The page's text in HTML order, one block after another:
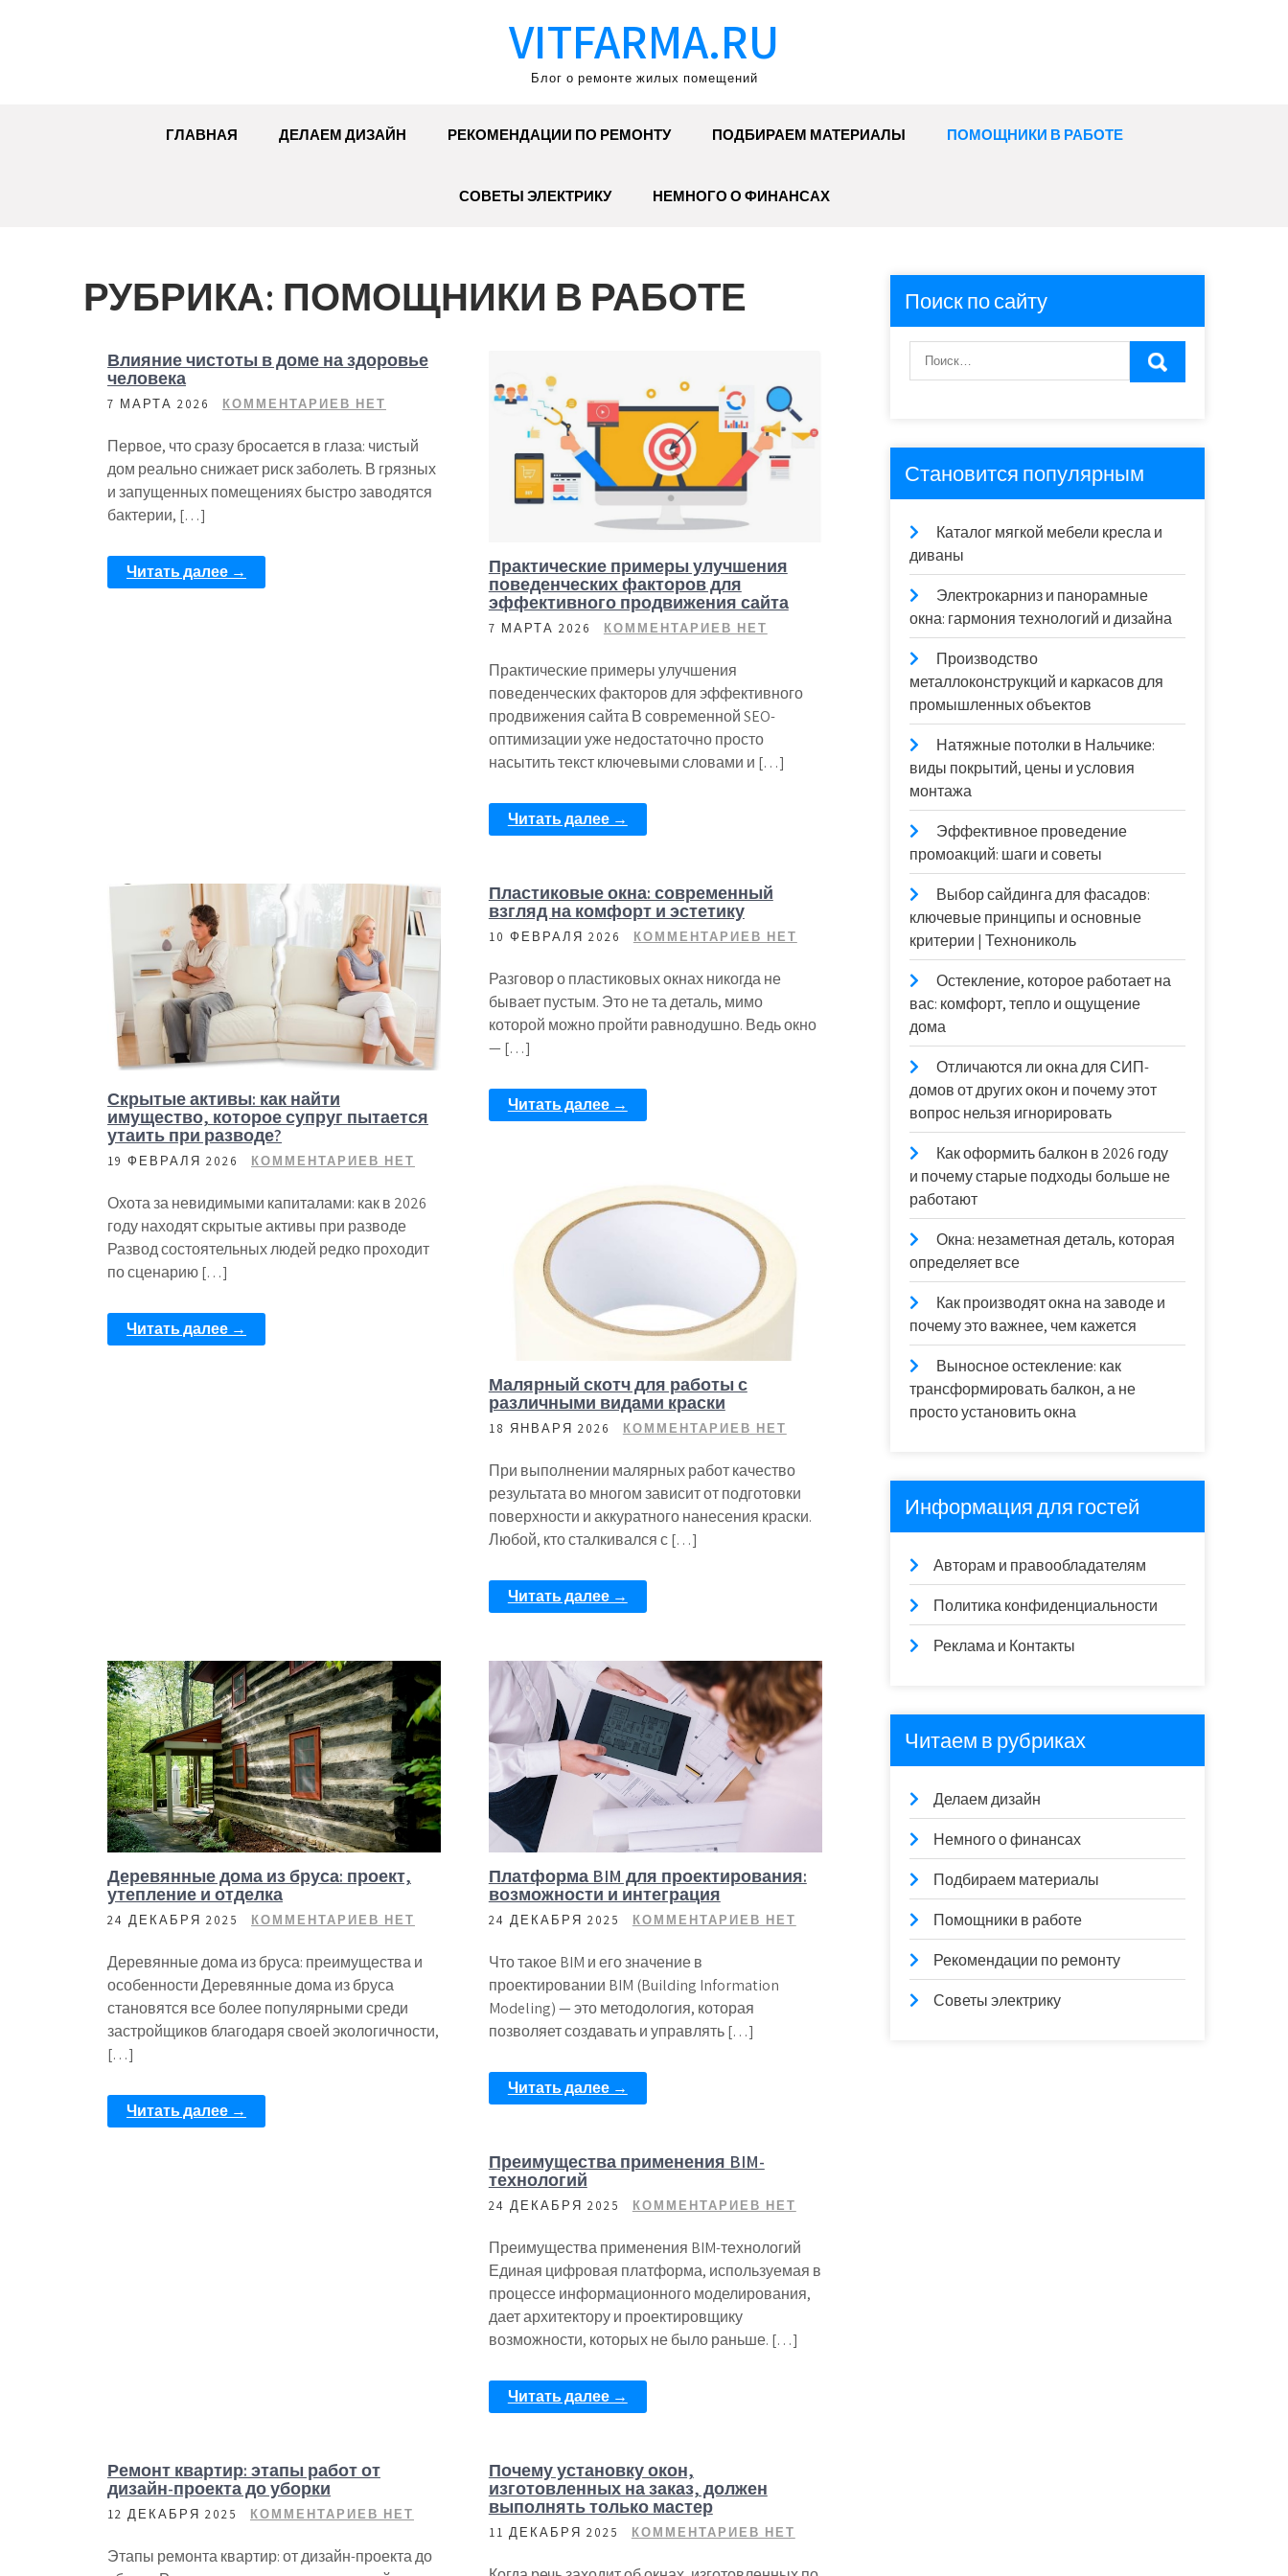
VITFARMA.RU
Блог о ремонте жилых помещений
ГЛАВНАЯ ДЕЛАЕМ ДИЗАЙН РЕКОМЕНДАЦИИ ПО РЕМОНТУ ПОДБИРАЕМ МАТЕРИАЛЫ ПОМОЩНИКИ В РАБОТЕ
СОВЕТЫ ЭЛЕКТРИКУ НЕМНОГО О ФИНАНСАХ
РУБРИКА: ПОМОЩНИКИ В РАБОТЕ
Влияние чистоты в доме на здоровье
человека
7 МАРТА 2026 КОММЕНТАРИЕВ НЕТ
Первое, что сразу бросается в глаза: чистый
дом реально снижает риск заболеть. В грязных
и запущенных помещениях быстро заводятся
бактерии, […]
Читать далее →
Практические примеры улучшения
поведенческих факторов для
эффективного продвижения сайта
7 МАРТА 2026 КОММЕНТАРИЕВ НЕТ
Практические примеры улучшения
поведенческих факторов для эффективного
продвижения сайта В современной SEO-
оптимизации уже недостаточно просто
насытить текст ключевыми словами и […]
Читать далее →
Скрытые активы: как найти
имущество, которое супруг пытается
утаить при разводе?
19 ФЕВРАЛЯ 2026 КОММЕНТАРИЕВ НЕТ
Охота за невидимыми капиталами: как в 2026
году находят скрытые активы при разводе
Развод состоятельных людей редко проходит
по сценарию […]
Читать далее →
Пластиковые окна: современный
взгляд на комфорт и эстетику
10 ФЕВРАЛЯ 2026 КОММЕНТАРИЕВ НЕТ
Разговор о пластиковых окнах никогда не
бывает пустым. Это не та деталь, мимо
которой можно пройти равнодушно. Ведь окно
— […]
Читать далее →
Малярный скотч для работы с
различными видами краски
18 ЯНВАРЯ 2026 КОММЕНТАРИЕВ НЕТ
При выполнении малярных работ качество
результата во многом зависит от подготовки
поверхности и аккуратного нанесения краски.
Любой, кто сталкивался с […]
Читать далее →
Деревянные дома из бруса: проект,
утепление и отделка
24 ДЕКАБРЯ 2025 КОММЕНТАРИЕВ НЕТ
Деревянные дома из бруса: преимущества и
особенности Деревянные дома из бруса
становятся все более популярными среди
застройщиков благодаря своей экологичности,
[…]
Читать далее →
Платформа BIM для проектирования:
возможности и интеграция
24 ДЕКАБРЯ 2025 КОММЕНТАРИЕВ НЕТ
Что такое BIM и его значение в
проектировании BIM (Building Information
Modeling) — это методология, которая
позволяет создавать и управлять […]
Читать далее →
Преимущества применения BIM-
технологий
24 ДЕКАБРЯ 2025 КОММЕНТАРИЕВ НЕТ
Преимущества применения BIM-технологий
Единая цифровая платформа, используемая в
процессе информационного моделирования,
дает архитектору и проектировщику
возможности, которых не было раньше. […]
Читать далее →
Ремонт квартир: этапы работ от
дизайн-проекта до уборки
12 ДЕКАБРЯ 2025 КОММЕНТАРИЕВ НЕТ
Этапы ремонта квартир: от дизайн-проекта до
Почему установку окон,
изготовленных на заказ, должен
выполнять только мастер
11 ДЕКАБРЯ 2025 КОММЕНТАРИЕВ НЕТ
Поиск по сайту
Становится популярным
Каталог мягкой мебели кресла и
диваны
Электрокарниз и панорамные
окна: гармония технологий и дизайна
Производство
металлоконструкций и каркасов для
промышленных объектов
Натяжные потолки в Нальчике:
виды покрытий, цены и условия
монтажа
Эффективное проведение
промоакций: шаги и советы
Выбор сайдинга для фасадов:
ключевые принципы и основные
критерии | Технониколь
Остекление, которое работает на
вас: комфорт, тепло и ощущение
дома
Отличаются ли окна для СИП-
домов от других окон и почему этот
вопрос нельзя игнорировать
Как оформить балкон в 2026 году
и почему старые подходы больше не
работают
Окна: незаметная деталь, которая
определяет все
Как производят окна на заводе и
почему это важнее, чем кажется
Выносное остекление: как
трансформировать балкон, а не
просто установить окна
Информация для гостей
Авторам и правообладателям
Политика конфиденциальности
Реклама и Контакты
Читаем в рубриках
Делаем дизайн
Немного о финансах
Подбираем материалы
Помощники в работе
Рекомендации по ремонту
Советы электрику